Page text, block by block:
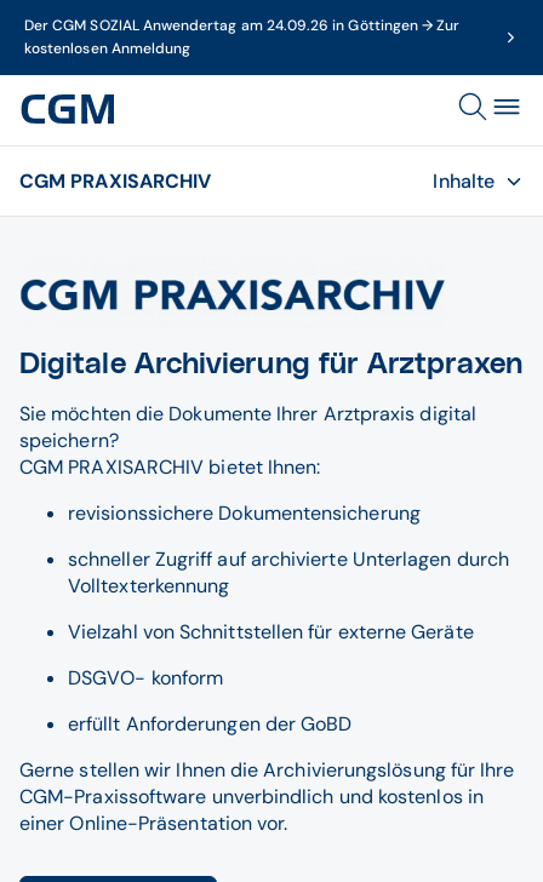
Der CGM SOZIAL Anwendertag am 24.09.26 in Göttingen → Zur
kostenlosen Anmeldung
CGM PRAXISARCHIV Inhalte
Digitale Archivierung für Arztpraxen
Sie möchten die Dokumente Ihrer Arztpraxis digital
speichern?
CGM PRAXISARCHIV bietet Ihnen:
revisionssichere Dokumentensicherung
schneller Zugriff auf archivierte Unterlagen durch
Volltexterkennung
Vielzahl von Schnittstellen für externe Geräte
DSGVO- konform
erfüllt Anforderungen der GoBD
Gerne stellen wir Ihnen die Archivierungslösung für Ihre
CGM-Praxissoftware unverbindlich und kostenlos in
einer Online-Präsentation vor.